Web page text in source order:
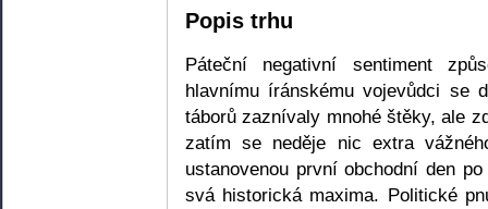
Popis trhu
Páteční negativní sentiment
hlavnímu íránskému vojevůdci se
táborů zaznívaly mnohé štěky, ale
zatím se neděje nic extra
ustanovenou první obchodní den
svá historická maxima. Politické